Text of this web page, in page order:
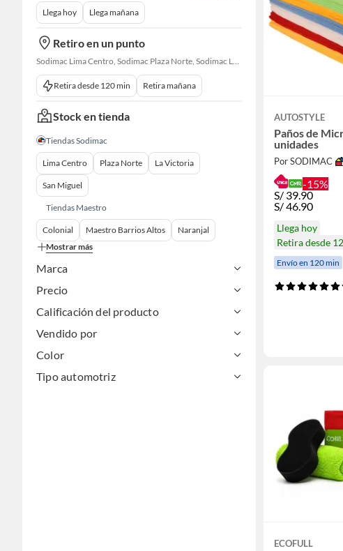
Llega hoy Llega mañana
Retiro en un punto
Sodimac Lima Centro, Sodimac Plaza Norte, Sodimac La Victoria, Sodimac San Miguel, Sodimac S. J. Lurigancho, Sodimac Primavera, Sodimac Chacarilla, Sodimac Av. La Molina, Sodimac Colonial, Maestro Barrios Altos, Sodimac Naranjal
Retira desde 120 min Retira mañana
Stock en tienda
Tiendas Sodimac
Lima Centro Plaza Norte La Victoria
San Miguel
Tiendas Maestro
Colonial Maestro Barrios Altos
Naranjal
Mostrar más
Marca
Precio
Calificación del producto
Vendido por
Color
Tipo automotriz
AUTOSTYLE
Paños de
unidades
Por SODIMAC
-15%
S/ 39.90
S/46.90
Llega hoy
Retira desde
Envío en 120 min
ECOFULL